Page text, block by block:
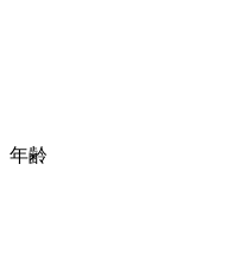
年齢